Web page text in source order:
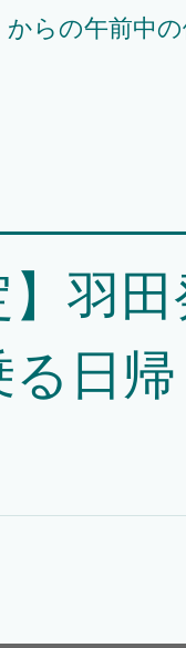
らの午前中
】羽
る日